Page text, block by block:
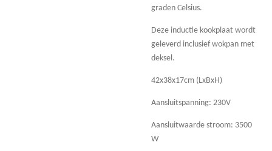
graden Celsius.
Deze inductie kookplaat wordt
geleverd inclusief wokpan met
deksel.
42x38x17cm (LxBxH)
Aansluitspanning: 230V
Aansluitwaarde stroom: 3500
W